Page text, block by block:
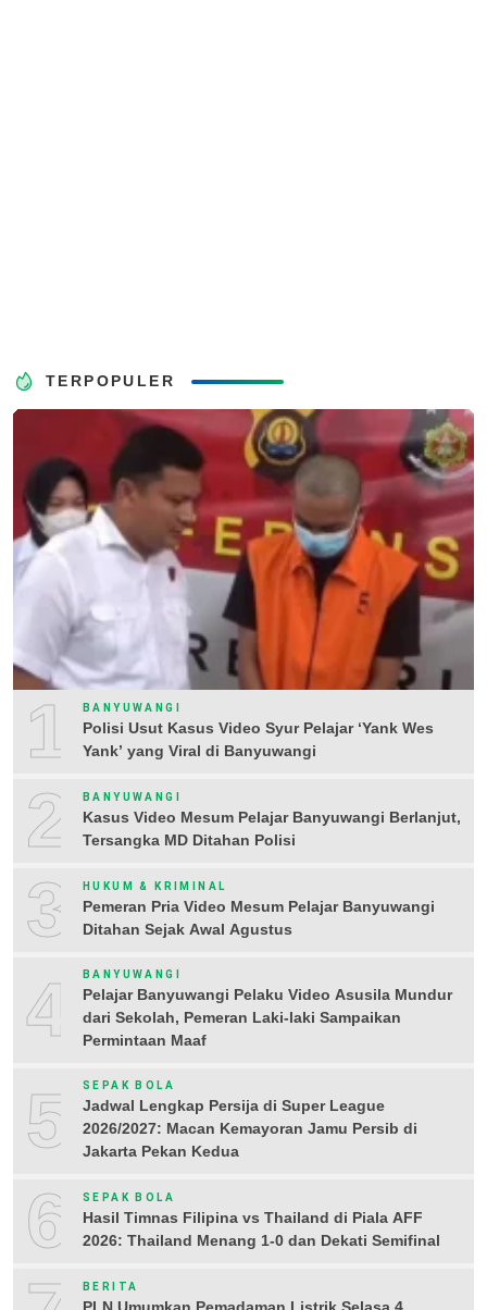
TERPOPULER
1 BANYUWANGI
Polisi Usut Kasus Video Syur Pelajar ‘Yank Wes
Yank’ yang Viral di Banyuwangi
2 BANYUWANGI
Kasus Video Mesum Pelajar Banyuwangi Berlanjut,
Tersangka MD Ditahan Polisi
3 HUKUM & KRIMINAL
Pemeran Pria Video Mesum Pelajar Banyuwangi
Ditahan Sejak Awal Agustus
4 BANYUWANGI
Pelajar Banyuwangi Pelaku Video Asusila Mundur
dari Sekolah, Pemeran Laki-laki Sampaikan
Permintaan Maaf
5 SEPAK BOLA
Jadwal Lengkap Persija di Super League
2026/2027: Macan Kemayoran Jamu Persib di
Jakarta Pekan Kedua
6 SEPAK BOLA
Hasil Timnas Filipina vs Thailand di Piala AFF
2026: Thailand Menang 1-0 dan Dekati Semifinal
BERITA
PLN Umumkan Pemadaman Listrik Selasa 4